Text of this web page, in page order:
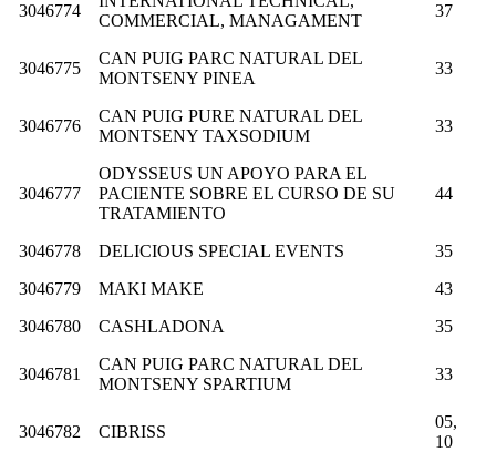
3046774
COMMERCIAL, MANAGAMENT
37
3046775
CAN PUIG PARC NATURAL DEL
MONTSENY PINEA
33
3046776
CAN PUIG PURE NATURAL DEL
MONTSENY TAXSODIUM
33
3046777
ODYSSEUS UN APOYO PARA EL
PACIENTE SOBRE EL CURSO DE SU
TRATAMIENTO
44
3046778 DELICIOUS SPECIAL EVENTS
35
3046779
MAKI MAKE
43
3046780
CASHLADONA 35
3046781
CAN PUIG PARC NATURAL DEL
MONTSENY SPARTIUM
33
3046782 CIBRISS
05,
10